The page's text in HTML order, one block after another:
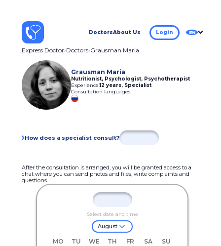
DoctorsAbout Us Login EN
Express Doctor Doctors Grausman Maria
Grausman Maria
Nutritionist, Psychologist, Psychotherapist
Experience:12 years, Specialist
Consultation languages:
How does a specialist consult?
After the consultation is arranged, you will be granted access to a
chat where you can send photos and files, write complaints and
questions.
Select date and time
August
MO TU WE TH FR SA
SU